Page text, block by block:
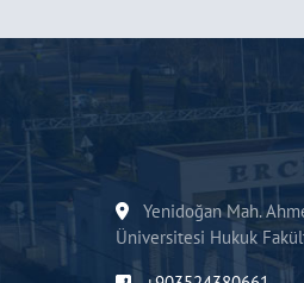
Yenidoğan Mah.
Üniversitesi Hukuk